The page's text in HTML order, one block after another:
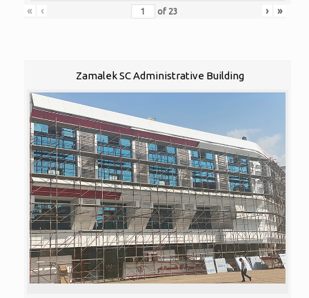
«
‹ of 23 › »
Zamalek SC Administrative Building